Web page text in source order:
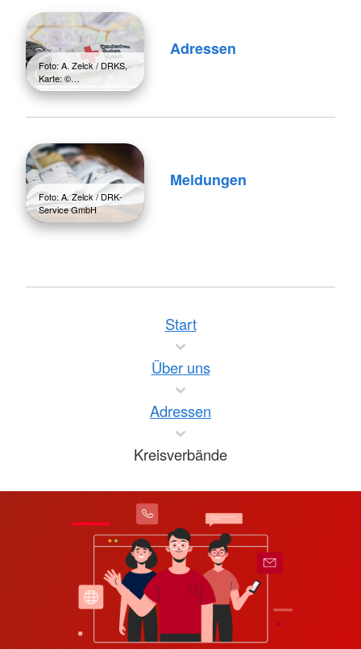
Foto: A. Zelck / DRKS,
Karte: ©…
Adressen
Foto: A. Zelck / DRK-
Service GmbH
Meldungen
Start
Über uns
Adressen
Kreisverbände